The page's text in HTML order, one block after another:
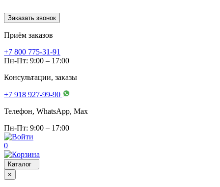
Заказать звонок
Приём заказов
+7 800 775-31-91
Пн-Пт: 9:00 – 17:00
Консультации, заказы
+7 918 927-99-90
Телефон, WhatsApp, Мах
Пн-Пт: 9:00 – 17:00
0
Каталог
×